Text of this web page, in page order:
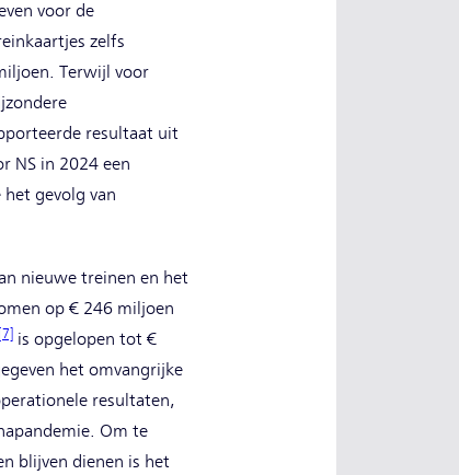
voor de
zelfs
Terwijl voor
resultaat uit
NS in 2024 een
gevolg van
nieuwe treinen en het
op € 246 miljoen
[7]
is opgelopen tot €
het omvangrijke
resultaten,
Om te
blijven dienen is het